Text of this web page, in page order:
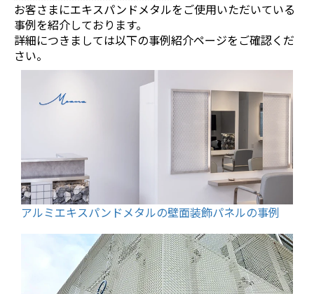
お客さまにエキスパンドメタルをご使用いただいている
事例を紹介しております。
詳細につきましては以下の事例紹介ページをご確認くだ
さい。
アルミエキスパンドメタルの壁面装飾パネルの事例